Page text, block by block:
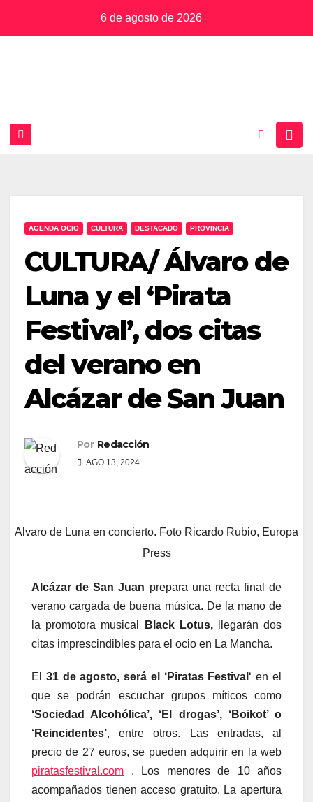
6 de agosto de 2026
AGENDA OCIO CULTURA DESTACADO PROVINCIA
CULTURA/ Álvaro de
Luna y el ‘Pirata
Festival’, dos citas
del verano en
Alcázar de San Juan
Por Redacción
AGO 13, 2024
Alvaro de Luna en concierto. Foto Ricardo Rubio, Europa
Press
Alcázar de San Juan prepara una recta final de
verano cargada de buena música. De la mano de
la promotora musical
Black Lotus,
llegarán dos
citas imprescindibles para el ocio en La Mancha.
El 31 de agosto, será el ‘Piratas Festival ‘ en el
que se podrán escuchar grupos míticos como
‘Sociedad Alcohólica’, ‘El drogas’, ‘Boikot’ o
‘Reincidentes’, entre otros. Las entradas, al
precio de 27 euros, se pueden adquirir en la web
piratasfestival.com . Los menores de 10 años
acompañados tienen acceso gratuito. La apertura